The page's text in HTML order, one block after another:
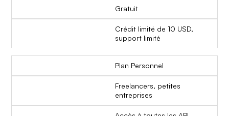
Gratuit
Crédit limité de 10 USD,
support limité
Plan Personnel
Freelancers, petites
entreprises